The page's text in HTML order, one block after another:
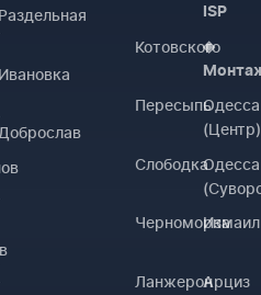
Раздельная
Ивановка
Доброслав
Котовского
Пересыпь
Слободка
Черноморка
Ланжерон
ISP
◈
Одесса
(Центр)
Одесса
Измаил
Арциз